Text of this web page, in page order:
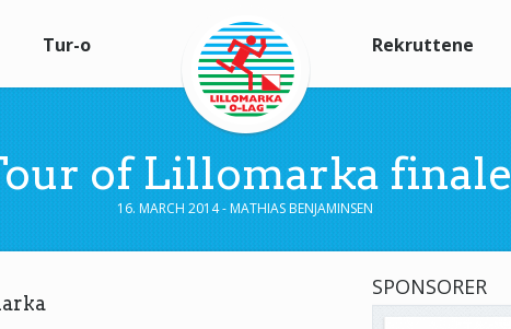
Tur-o Rekruttene
of Lillomarka finale
16. MARCH 2014 - MATHIAS BENJAMINSEN
SPONSORER